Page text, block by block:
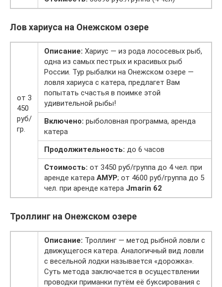
Лов хариуса на Онежском озере
от 3
450
руб/
гр.
Описание: Хариус — из рода лососевых рыб,
одна из самых пестрых и красивых рыб
России. Тур рыбалки на Онежском озере —
ловля хариуса с катера, предлагет Вам
попытать счастья в поимке этой
удивительной рыбы!
Включено: рыболовная программа, аренда
катера
Продолжительность: до 6 часов
Стоимость: от 3450 руб/группа до 4 чел. при
аренде катера АМУР; от 4600 руб/группа до 5
чел. при аренде катера Jmarin 62
Троллинг на Онежском озере
Описание: Троллинг — метод рыбной ловли с
движущегося катера. Аналогичный вид ловли
с весельной лодки называется «дорожка».
Суть метода заключается в осуществлении
проводки приманки путём её буксирования с